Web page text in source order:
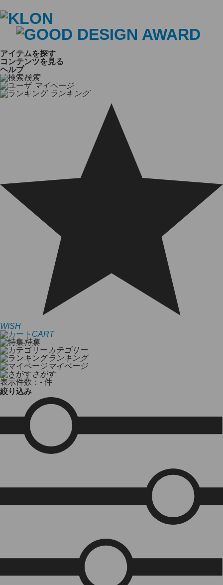
アイテムを探す
コンテンツを見る
ヘルプ
検索
マイページ
ランキング
WISH
CART
特集
カテゴリー
ランキング
マイページ
さがす
表示件数： - 件
絞り込み